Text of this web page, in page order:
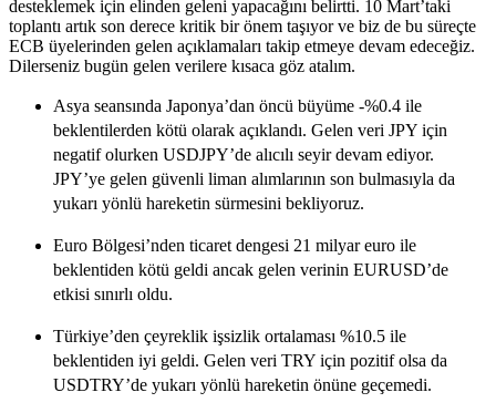
desteklemek için elinden geleni yapacağını belirtti. 10 Mart’taki
toplantı artık son derece kritik bir önem taşıyor ve biz de bu süreçte
ECB üyelerinden gelen açıklamaları takip etmeye devam edeceğiz.
Dilerseniz bugün gelen verilere kısaca göz atalım.
Asya seansında Japonya’dan öncü büyüme -%0.4 ile
beklentilerden kötü olarak açıklandı. Gelen veri JPY için
negatif olurken USDJPY’de alıcılı seyir devam ediyor.
JPY’ye gelen güvenli liman alımlarının son bulmasıyla da
yukarı yönlü hareketin sürmesini bekliyoruz.
Euro Bölgesi’nden ticaret dengesi 21 milyar euro ile
beklentiden kötü geldi ancak gelen verinin EURUSD’de
etkisi sınırlı oldu.
Türkiye’den çeyreklik işsizlik ortalaması %10.5 ile
beklentiden iyi geldi. Gelen veri TRY için pozitif olsa da
USDTRY’de yukarı yönlü hareketin önüne geçemedi.